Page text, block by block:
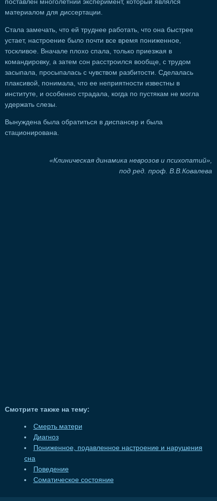
поставлен многолетний эксперимент, который являлся
материалом для диссертации.
Стала замечать, что ей труднее работать, что она быстрее
устает, настроение было почти все время пониженное,
тоскливое. Вначале плохо спала, только приезжая в
командировку, а затем сон расстроился вообще, с трудом
засыпала, просыпалась с чувством разбитости. Сделалась
плаксивой, понимала, что ее неприятности известны в
институте, и особенно страдала, когда по пустякам не могла
удержать слезы.
Вынуждена была обратиться в диспансер и была
стационирована.
«Клиническая динамика неврозов и психопатий»,
под ред. проф. В.В.Ковалева
Смотрите также на тему:
Смерть матери
Диагноз
Пониженное, подавленное настроение и нарушения
сна
Поведение
Соматическое состояние